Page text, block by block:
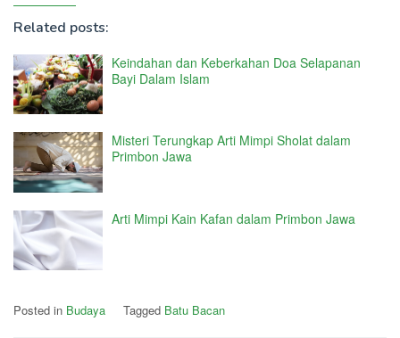
Related posts:
Keindahan dan Keberkahan Doa Selapanan
Bayi Dalam Islam
Misteri Terungkap Arti Mimpi Sholat dalam
Primbon Jawa
Arti Mimpi Kain Kafan dalam Primbon Jawa
Posted in Budaya Tagged Batu Bacan